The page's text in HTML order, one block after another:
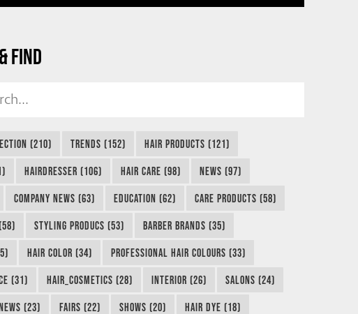
FIND
(210) TRENDS (152) HAIR PRODUCTS (121)
HAIRDRESSER (106) HAIR CARE (98) NEWS (97)
COMPANY NEWS (63) EDUCATION (62) CARE PRODUCTS (58)
STYLING PRODUCS (53) BARBER BRANDS (35)
HAIR COLOR (34) PROFESSIONAL HAIR COLOURS (33)
(31) HAIR_COSMETICS (28) INTERIOR (26) SALONS (24)
(23) FAIRS (22) SHOWS (20) HAIR DYE (18)